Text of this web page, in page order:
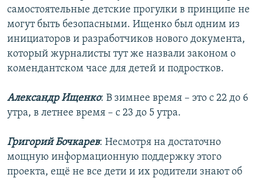
Все сайты РСЕ/РС
самостоятельные детские прогулки в принципе не
могут быть безопасными. Ищенко был одним из
инициаторов и разработчиков нового документа,
который журналисты тут же назвали законом о
комендантском часе для детей и подростков.
Александр Ищенко: В зимнее время – это с 22 до 6
утра, в летнее время – с 23 до 5 утра.
Григорий Бочкарев: Несмотря на достаточно
мощную информационную поддержку этого
проекта, ещё не все дети и их родители знают об